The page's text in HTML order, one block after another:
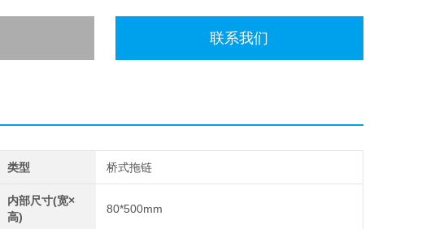
联系我们
类型 桥式拖链
内部尺寸(宽×
高)
80*500mm